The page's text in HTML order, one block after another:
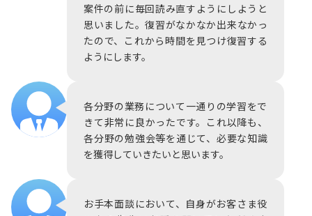
案件の前に毎回読み直すようにしようと
思いました。復習がなかなか出来なかっ
たので、これから時間を見つけ復習する
ようにします。
各分野の業務について一通りの学習をで
きて非常に良かったです。これ以降も、
各分野の勉強会等を通じて、必要な知識
を獲得していきたいと思います。
お手本面談において、自身がお客さま役